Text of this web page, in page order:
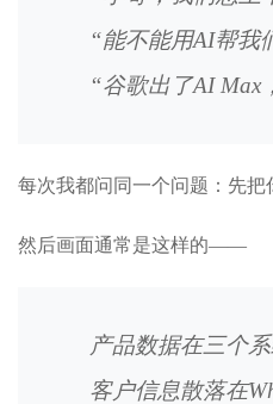
“能不能用AI帮我
“谷歌出了AI Max
每次我都问同一个问题：先把
然后画面通常是这样的——
产品数据在三个
客户信息散落在